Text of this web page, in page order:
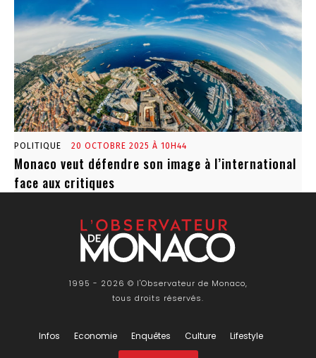
POLITIQUE 20 OCTOBRE 2025 À 10H44
Monaco veut défendre son image à l’international
face aux critiques
1995 - 2026 © l'Observateur de Monaco,
tous droits réservés.
Infos Economie Enquêtes Culture Lifestyle